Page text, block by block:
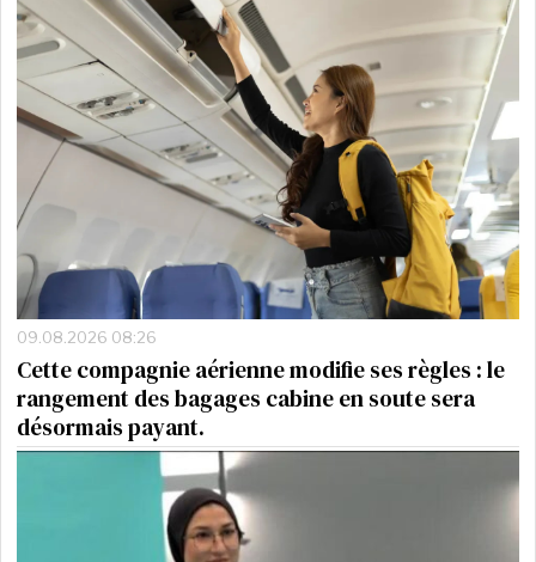
09.08.2026 08:26
Cette compagnie aérienne modifie ses règles : le
rangement des bagages cabine en soute sera
désormais payant.